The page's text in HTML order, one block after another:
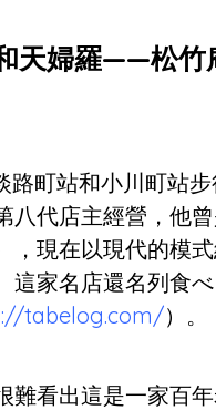
天婦羅——松竹
路町站和小川町站
八代店主經營，他
，現在以現代的模
這家名店還名列食
tabelog.com/）。
難看出這是一家百